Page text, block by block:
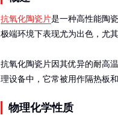
抗氧化陶瓷片是一种高性能陶
极端环境下表现尤为出色，尤
抗氧化陶瓷片因其优异的耐高
理设备中，它常被用作隔热板
物理化学性质